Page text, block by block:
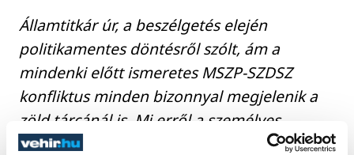
Államtitkár úr, a beszélgetés elején
politikamentes döntésről szólt, ám a
mindenki előtt ismeretes MSZP-SZDSZ
konfliktus minden bizonnyal megjelenik a
zöld tárcánál is. Mi erről a személyes
véleménye?